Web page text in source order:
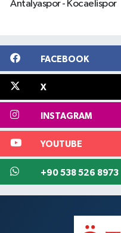
Antalyaspor - Kocaelispor
FACEBOOK
X
INSTAGRAM
YOUTUBE
+90 538 526 8973